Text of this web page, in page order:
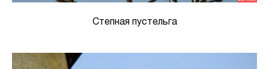
Степная пустельга